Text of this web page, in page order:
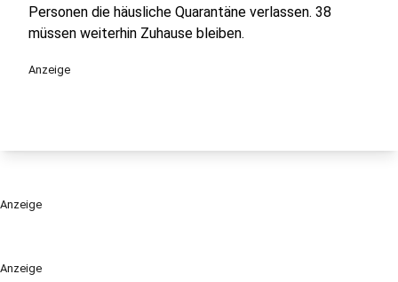
Anzeige
Personen die häusliche Quarantäne verlassen. 38
müssen weiterhin Zuhause bleiben.
Anzeige
Anzeige